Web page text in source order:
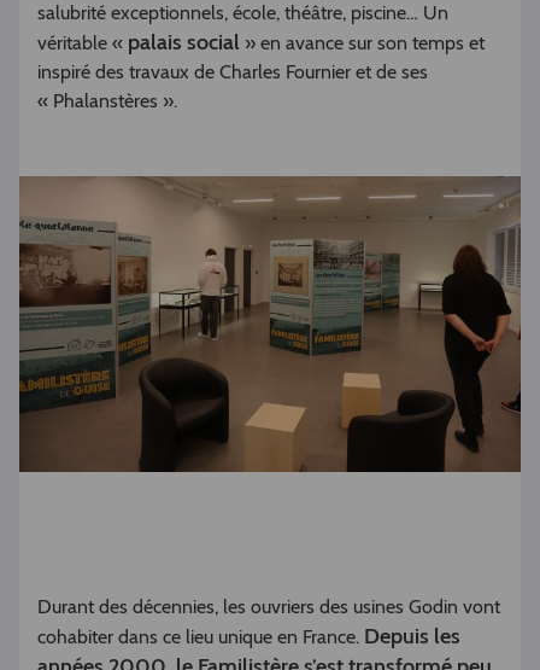
salubrité exceptionnels, école, théâtre, piscine… Un
véritable « palais social » en avance sur son temps et
inspiré des travaux de Charles Fournier et de ses
« Phalanstères ».
Durant des décennies, les ouvriers des usines Godin vont
cohabiter dans ce lieu unique en France. Depuis les